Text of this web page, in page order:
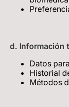
d. Información
Datos
Historial
Métodos